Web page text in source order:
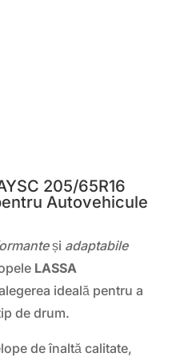
205/65R16
Autovehicule
și adaptabile
LASSA
ideală pentru a
de drum.
de înaltă calitate,